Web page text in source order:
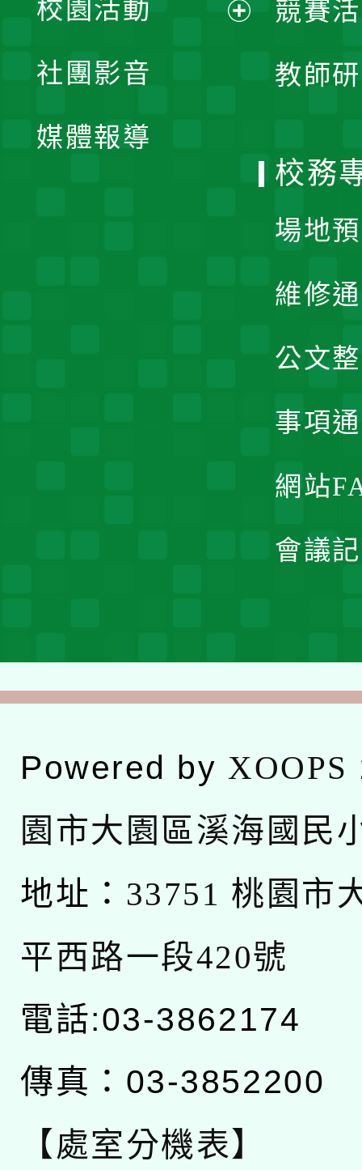
競賽
教師
開
校園活動
社團影音
媒體報導
校務
場地
維修
公文
事項
網站
會議
Powered by XOOPS
園市大園區溪海國民
地址： 33751 桃園市
平西路一段420號
電話:03-3862174
傳真：03-3852200
【處室分機表】